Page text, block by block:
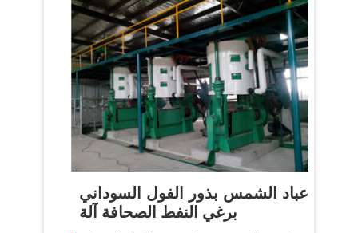
عباد الشمس بذور الفول السوداني
برغي النفط الصحافة آلة